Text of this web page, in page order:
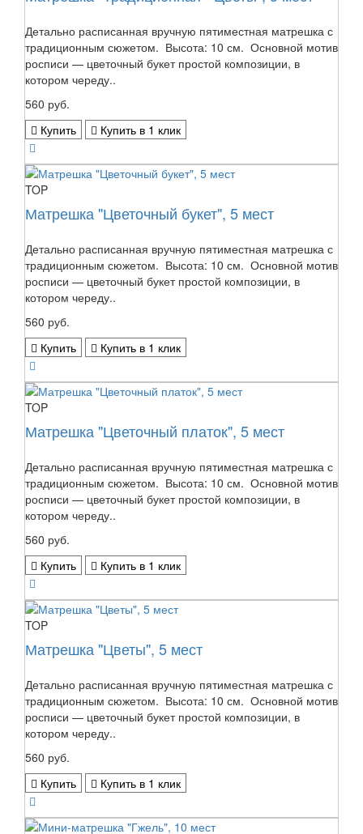
Детально расписанная вручную пятиместная матрешка с
традиционным сюжетом. Высота: 10 см. Основной мотив
росписи — цветочный букет простой композиции, в
котором череду..
560 руб.
Купить
Купить в 1 клик
TOP
Матрешка "Цветочный букет", 5 мест
Детально расписанная вручную пятиместная матрешка с
традиционным сюжетом. Высота: 10 см. Основной мотив
росписи — цветочный букет простой композиции, в
котором череду..
560 руб.
Купить
Купить в 1 клик
TOP
Матрешка "Цветочный платок", 5 мест
Детально расписанная вручную пятиместная матрешка с
традиционным сюжетом. Высота: 10 см. Основной мотив
росписи — цветочный букет простой композиции, в
котором череду..
560 руб.
Купить
Купить в 1 клик
TOP
Матрешка "Цветы", 5 мест
Детально расписанная вручную пятиместная матрешка с
традиционным сюжетом. Высота: 10 см. Основной мотив
росписи — цветочный букет простой композиции, в
котором череду..
560 руб.
Купить
Купить в 1 клик